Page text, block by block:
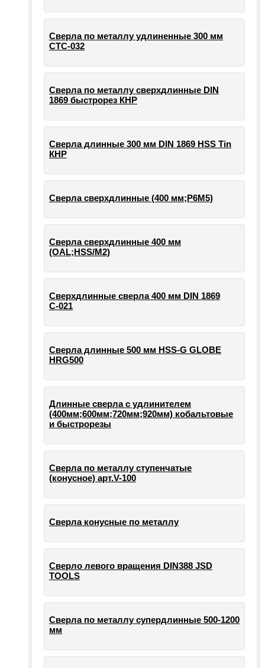
Сверла по металлу удлиненные 300 мм
СТС-032
Сверла по металлу сверхдлинные DIN
1869 быстрорез КНР
Сверла длинные 300 мм DIN 1869 HSS Tin
КНР
Сверла сверхдлинные (400 мм;Р6М5)
Сверла сверхдлинные 400 мм
(OAL;HSS/M2)
Сверхдлинные сверла 400 мм DIN 1869
С-021
Сверла длинные 500 мм HSS-G GLOBE
HRG500
Длинные сверла с удлинителем
(400мм;600мм;720мм;920мм) кобальтовые
и быстрорезы
Сверла по металлу ступенчатые
(конусное) арт.V-100
Сверла конусные по металлу
Сверло левого вращения DIN388 JSD
TOOLS
Сверла по металлу супердлинные 500-1200
мм